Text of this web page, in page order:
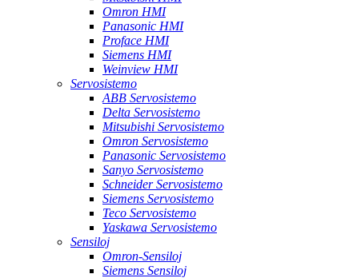
Omron HMI
Panasonic HMI
Proface HMI
Siemens HMI
Weinview HMI
Servosistemo
ABB Servosistemo
Delta Servosistemo
Mitsubishi Servosistemo
Omron Servosistemo
Panasonic Servosistemo
Sanyo Servosistemo
Schneider Servosistemo
Siemens Servosistemo
Teco Servosistemo
Yaskawa Servosistemo
Sensiloj
Omron-Sensiloj
Siemens Sensiloj